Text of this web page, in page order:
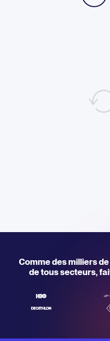
Comme des milliers
de tous secteurs,